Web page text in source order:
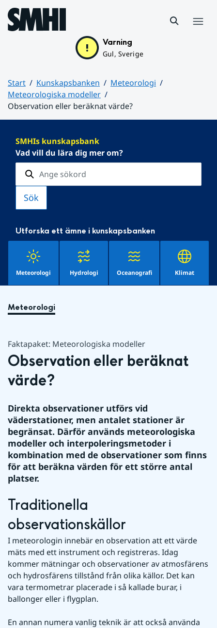
Hoppa till sidans innehåll
Varning
Gul, Sverige
Start Kunskapsbanken
Meteorologi
Meteorologiska modeller
Observation eller beräknat värde?
SMHIs kunskapsbank
Vad vill du lära dig mer om?
Utforska ett ämne i kunskapsbanken
Meteorologi Hydrologi Oceanografi Klimat
Meteorologi
Faktapaket: Meteorologiska modeller
Observation eller beräknat
värde?
Direkta observationer utförs vid
väderstationer, men antalet stationer är
begränsat. Därför används meteorologiska
modeller och interpoleringsmetoder i
kombination med de observationer som finns
för att beräkna värden för ett större antal
platser.
Traditionella
observationskällor
I meteorologin innebär en observation att ett värde
mäts med ett instrument och registreras. Idag
kommer mätningar och observationer av atmosfärens
och hydrosfärens tillstånd från olika källor. Det kan
vara termometrar placerade i så kallade burar, i
ballonger eller i flygplan.
En annan numera vanlig teknik är att också använda